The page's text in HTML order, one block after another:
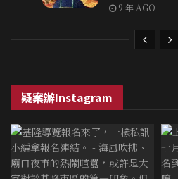
9 年 AGO
疑案辦Instagram